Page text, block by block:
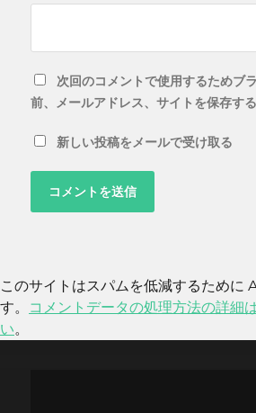
次回のコメントで使用するためブ
前、メールアドレス、サイトを保存する
新しい投稿をメールで受け取る
このサイトはスパムを低減するために
す。
コメントデータの処理方法の詳細
い。